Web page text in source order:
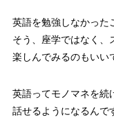
英語を勉強しなかった
そう、座学ではなく、
楽しんでみるのもいい
英語ってモノマネを続
話せるようになるんで